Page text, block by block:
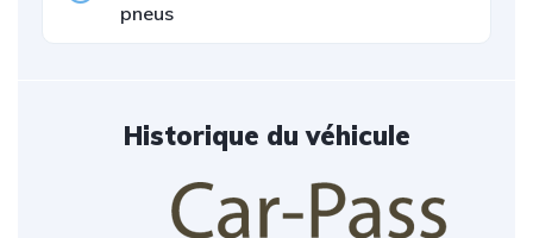
pneus
Historique du véhicule